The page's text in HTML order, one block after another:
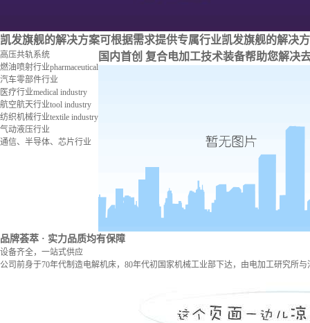
凯发旗舰的解决方案可根据需求提供专属行业凯发旗舰的解决
高压共轨系统
燃油喷射行业pharmaceutical
汽车零部件行业
医疗行业medical industry
航空航天行业tool industry
纺织机械行业textile industry
气动液压行业
通信、半导体、芯片行业
国内首创 复合电加工技术装备帮助您解决
品牌荟萃 · 实力品质均有保障
设备齐全，一站式供应
公司前身于70年代制造电解机床，80年代初国家机械工业部下达，由电加工研究所